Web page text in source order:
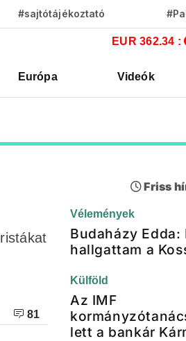
#sajtótájékoztató
EUR 362.34 :
Európa Videók
81
Friss
Vélemények
Budaházy Edda:
hallgattam a
Külföld
Az IMF
lett a bankár